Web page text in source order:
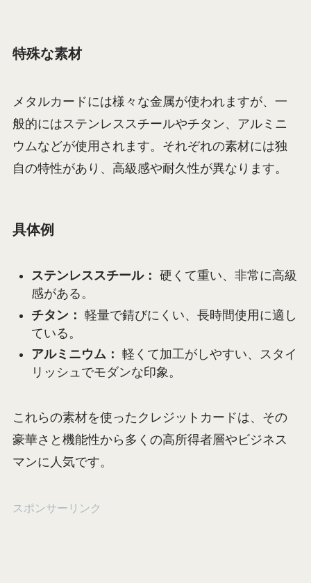
特殊な素材
メタルカードには様々な金属が使われますが、一
般的にはステンレススチールやチタン、アルミニ
ウムなどが使用されます。それぞれの素材には独
自の特性があり、高級感や耐久性が異なります。
具体例
ステンレススチール： 硬くて重い、非常に高級
感がある。
チタン： 軽量で錆びにくい、長時間使用に適し
ている。
アルミニウム： 軽くて加工がしやすい、スタイ
リッシュでモダンな印象。
これらの素材を使ったクレジットカードは、その
豪華さと機能性から多くの高所得者層やビジネス
マンに人気です。
スポンサーリンク